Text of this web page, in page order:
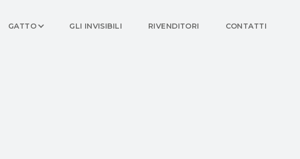
GATTO GLI INVISIBILI RIVENDITORI CONTATTI